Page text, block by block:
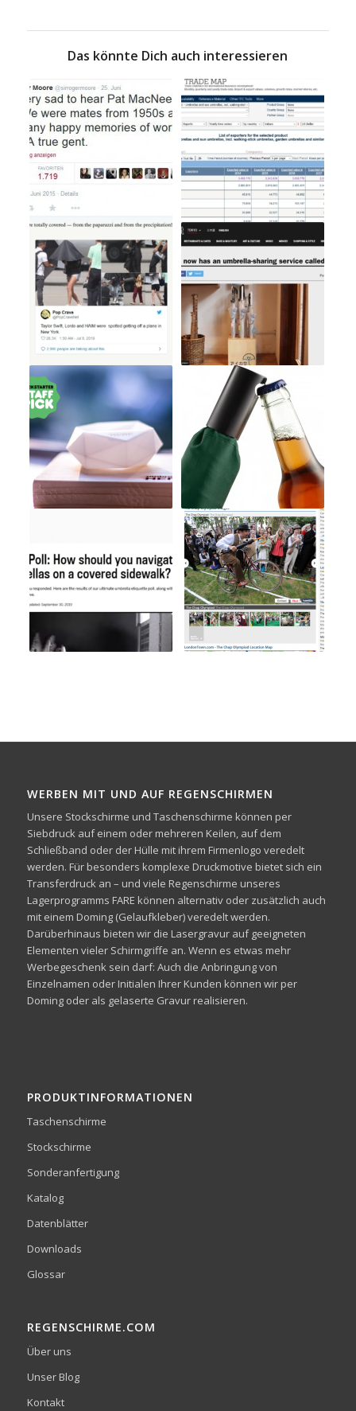
Das könnte Dich auch interessieren
WERBEN MIT UND AUF REGENSCHIRMEN
Unsere Stockschirme und Taschenschirme können per
Siebdruck auf einem oder mehreren Keilen, auf dem
Schließband oder der Hülle mit ihrem Firmenlogo veredelt
werden. Für besonders komplexe Druckmotive bietet sich ein
Transferdruck an – und viele Regenschirme unseres
Lagerprogramms FARE können alternativ oder zusätzlich auch
mit einem Doming (Gelaufkleber) veredelt werden.
Darüberhinaus bieten wir die Lasergravur auf geeigneten
Elementen vieler Schirmgriffe an. Wenn es etwas mehr
Werbegeschenk sein darf: Auch die Anbringung von
Einzelnamen oder Initialen Ihrer Kunden können wir per
Doming oder als gelaserte Gravur realisieren.
PRODUKTINFORMATIONEN
Taschenschirme
Stockschirme
Sonderanfertigung
Katalog
Datenblätter
Downloads
Glossar
REGENSCHIRME.COM
Über uns
Unser Blog
Kontakt